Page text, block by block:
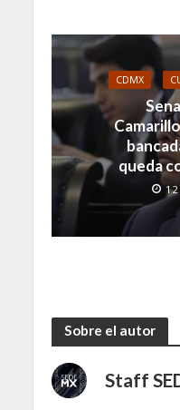
CDMX
queda
12
Sobre el autor
Staff